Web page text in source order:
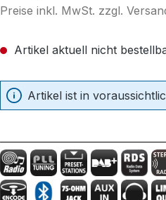
Preise inkl. MwSt. zzgl.
Artikel aktuell nicht
Artikel ist in